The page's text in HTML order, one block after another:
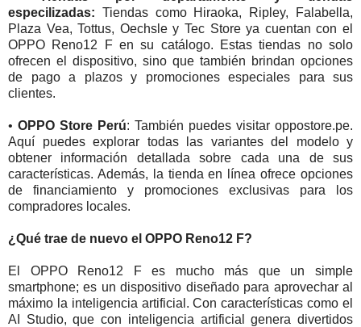
especilizadas: Tiendas como Hiraoka, Ripley, Falabella,
Plaza Vea, Tottus, Oechsle y Tec Store ya cuentan con el
OPPO Reno12 F en su catálogo. Estas tiendas no solo
ofrecen el dispositivo, sino que también brindan opciones
de pago a plazos y promociones especiales para sus
clientes.
• OPPO Store Perú: También puedes visitar oppostore.pe.
Aquí puedes explorar todas las variantes del modelo y
obtener información detallada sobre cada una de sus
características. Además, la tienda en línea ofrece opciones
de financiamiento y promociones exclusivas para los
compradores locales.
¿Qué trae de nuevo el OPPO Reno12 F?
El OPPO Reno12 F es mucho más que un simple
smartphone; es un dispositivo diseñado para aprovechar al
máximo la inteligencia artificial. Con características como el
AI Studio, que con inteligencia artificial genera divertidos